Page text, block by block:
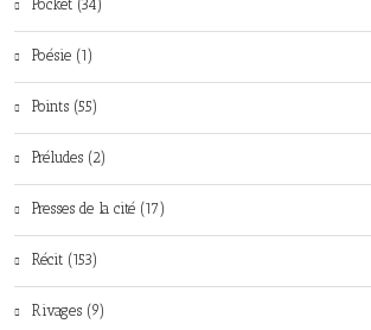
Pocket (34)
Poésie (1)
Points (55)
Préludes (2)
Presses de la cité (17)
Récit (153)
Rivages (9)